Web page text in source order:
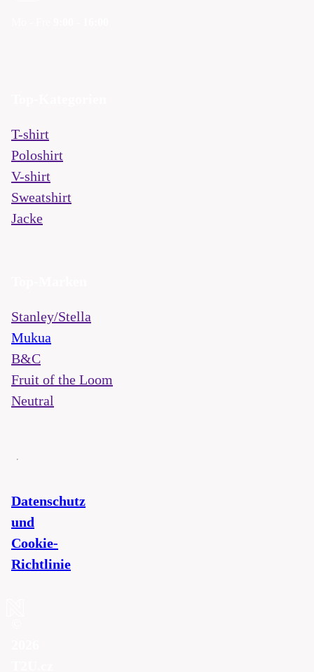
T-shirt
Poloshirt
V-shirt
Sweatshirt
Jacke
Stanley/Stella
Mukua
B&C
Fruit of the Loom
Neutral
Datenschutz
und
Cookie-
Richtlinie